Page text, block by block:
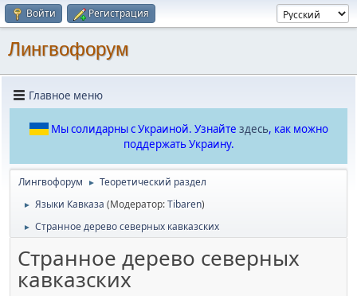
Войти Регистрация
Лингвофорум
Главное меню
Мы солидарны с Украиной. Узнайте здесь, как можно
поддержать Украину.
Лингвофорум ► Теоретический раздел
► Языки Кавказа (Модератор:Tibaren)
► Странное дерево северных кавказских
Странное дерево северных
кавказских